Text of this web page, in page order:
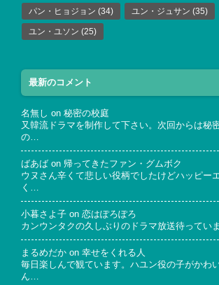
パン・ヒョジョン (34) ユン・ジュサン (35)
ユン・ユソン (25)
最新のコメント
名無し on 秘密の校庭
又韓流ドラマを制作して下さい。次回からは秘
の…
ばあば on 帰ってきたファン・グムボク
ウヌさん辛くて悲しい役柄でしたけどハッピー
く…
小暮さよ子 on 恋はぽろぽろ
カンウンタクの久しぶりのドラマ放送待ってい
まるめだか on 幸せをくれる人
毎日楽しんで観ています。ハユン役の子がかわ
ん…